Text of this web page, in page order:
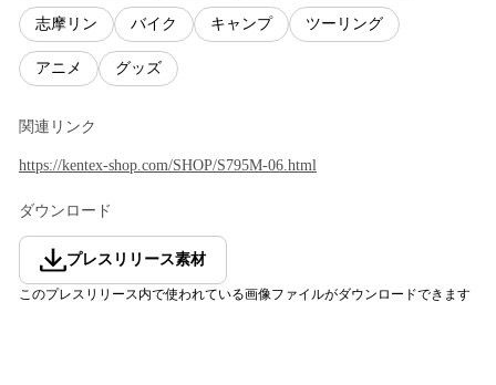
志摩リン バイク キャンプ ツーリング
アニメ グッズ
関連リンク
https://kentex-shop.com/SHOP/S795M-06.html
ダウンロード
プレスリリース素材
このプレスリリース内で使われている画像ファイルがダウンロードできます